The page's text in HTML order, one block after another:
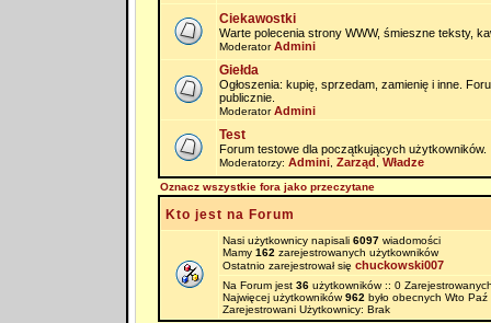
Ciekawostki
Warte polecenia strony WWW, śmieszne teksty,
ModeratorAdmini
Giełda
Ogłoszenia: kupię, sprzedam, zamienię i inne.
publicznie.
ModeratorAdmini
Test
Forum testowe dla początkujących użytkowników.
Moderatorzy: Admini, Zarząd Władze
Oznacz wszystkie fora jako przeczytane
Kto jest na Forum
Nasi użytkownicy napisali 6097wiadomości
Mamy 162 zarejestrowanych użytkowników
Ostatnio zarejestrował się chuckowski007
Na Forum jest 36użytkowników :: 0
Najwięcej użytkowników962 było obecnych Wto
Zarejestrowani Użytkownicy: Brak